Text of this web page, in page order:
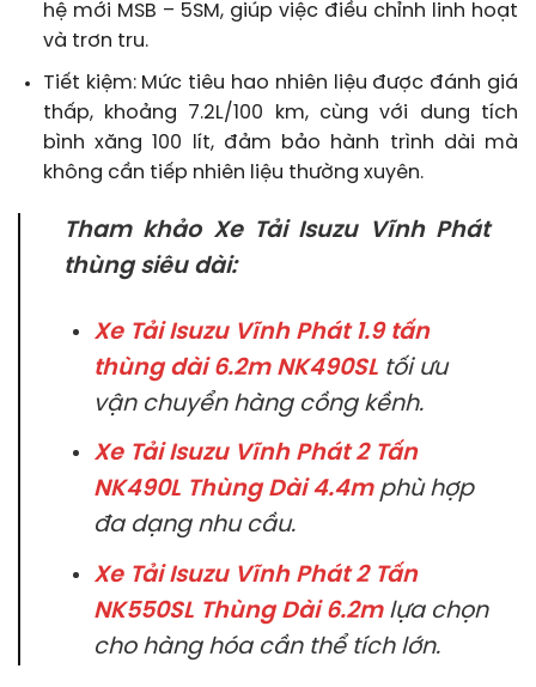
hệ mới MSB – 5SM, giúp việc điều chỉnh linh hoạt
và trơn tru.
Tiết kiệm: Mức tiêu hao nhiên liệu được đánh giá
thấp, khoảng 7.2L/100 km, cùng với dung tích
bình xăng 100 lít, đảm bảo hành trình dài mà
không cần tiếp nhiên liệu thường xuyên.
Tham khảo Xe Tải Isuzu Vĩnh Phát
thùng siêu dài:
Xe Tải Isuzu Vĩnh Phát 1.9 tấn
thùng dài 6.2m NK490SLtối ưu
vận chuyển hàng cồng kềnh.
Xe Tải Isuzu Vĩnh Phát 2 Tấn
NK490L Thùng Dài 4.4mphù hợp
đa dạng nhu cầu.
Xe Tải Isuzu Vĩnh Phát 2 Tấn
NK550SL Thùng Dài 6.2mlựa chọn
cho hàng hóa cần thể tích lớn.